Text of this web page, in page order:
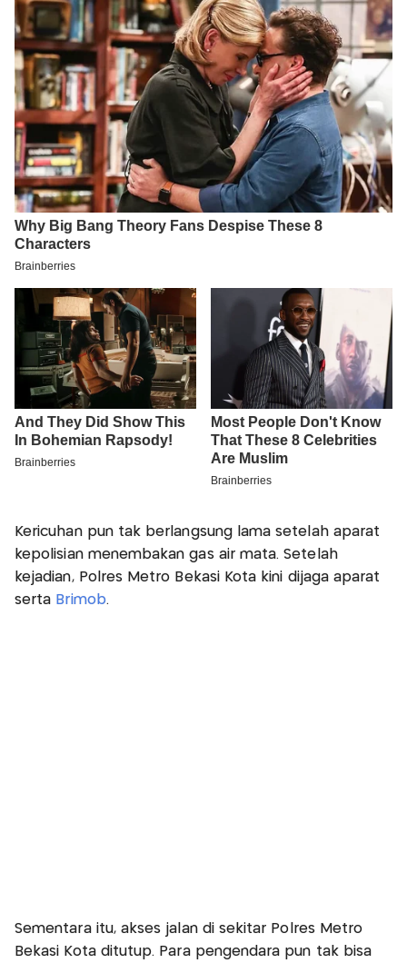
Kericuhan pun tak berlangsung lama setelah aparat
kepolisian menembakan gas air mata. Setelah
kejadian, Polres Metro Bekasi Kota kini dijaga aparat
serta Brimob.
Sementara itu, akses jalan di sekitar Polres Metro
Bekasi Kota ditutup. Para pengendara pun tak bisa